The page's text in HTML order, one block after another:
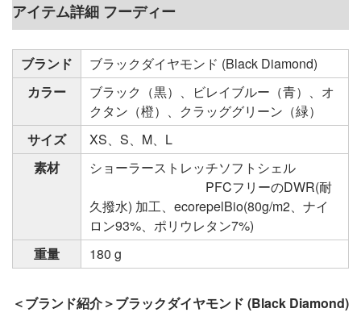
アイテム詳細 フーディー
ブランド
ブラックダイヤモンド (Black Diamond)
カラー
ブラック（黒）、ビレイブルー（青）、オ
クタン（橙）、クラッググリーン（緑）
サイズ
XS、S、M、L
素材
ショーラーストレッチソフトシェル
PFCフリーのDWR(耐
久撥水) 加工、ecorepelBio(80g/m2、ナイ
ロン93%、ポリウレタン7%)
重量
180 g
＜ブランド紹介＞ブラックダイヤモンド (Black Diamond)